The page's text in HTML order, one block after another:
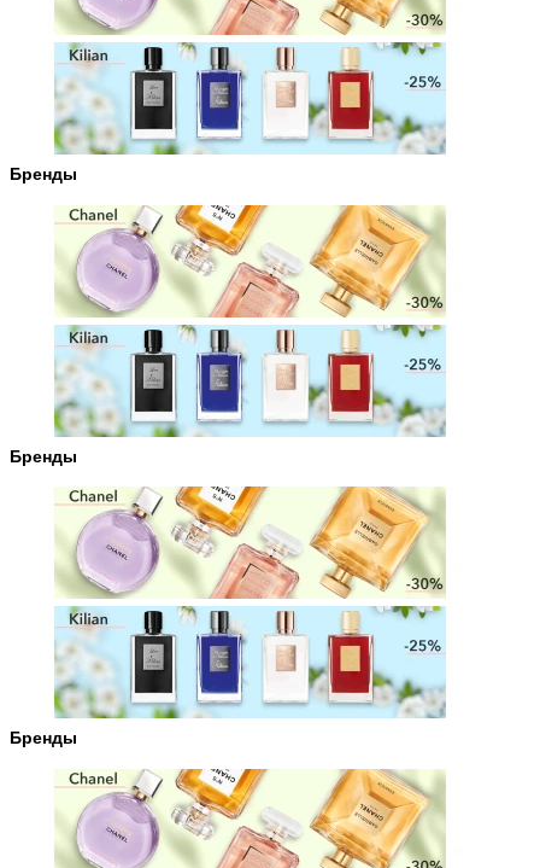
Бренды
Бренды
Бренды